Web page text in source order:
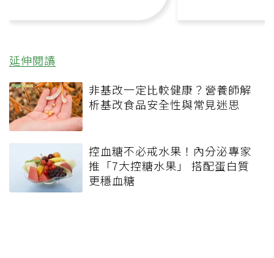
延伸閱讀
非基改一定比較健康？營養師解
析基改食品安全性與常見迷思
控血糖不必戒水果！內分泌專家
推「7大控糖水果」 搭配蛋白質
更穩血糖